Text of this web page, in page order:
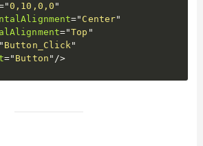
"0,10,0,0 "
=" Center"
="Top "
Button_Click"
=" Button " />